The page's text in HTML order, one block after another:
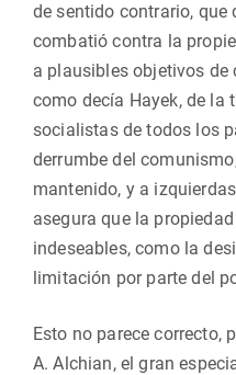
de sentido contrario, que
combatió contra la
a plausibles objetivos de
como decía Hayek, de la
socialistas de todos los
derrumbe del
mantenido, y a
asegura que la
indeseables, como la
limitación por parte del
Esto no parece correcto,
A. Alchian, el gran